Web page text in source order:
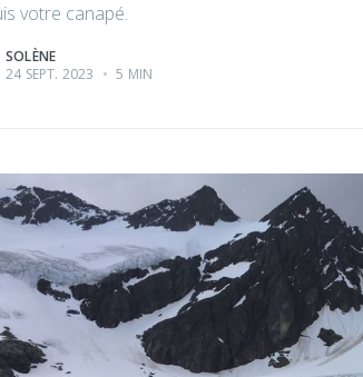
votre canapé.
SOLÈNE
24 SEPT. 2023 • 5 MIN